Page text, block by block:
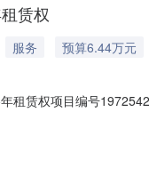
赁权
服务
预算6.44万元
租赁权项目编号